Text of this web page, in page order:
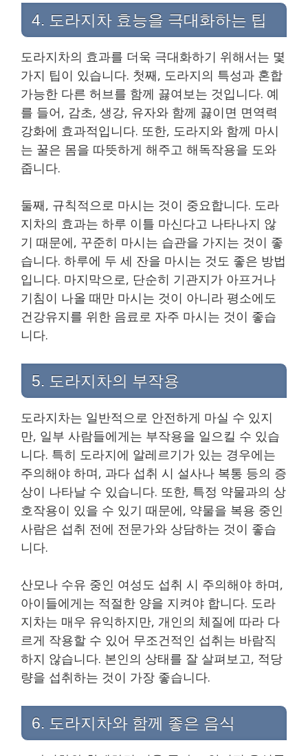
4. 도라지차 효능을 극대화하는 팁
도라지차의 효과를 더욱 극대화하기 위해서는 몇
가지 팁이 있습니다. 첫째, 도라지의 특성과 혼합
가능한 다른 허브를 함께 끓여보는 것입니다. 예
를 들어, 감초, 생강, 유자와 함께 끓이면 면역력
강화에 효과적입니다. 또한, 도라지와 함께 마시
는 꿀은 몸을 따뜻하게 해주고 해독작용을 도와
줍니다.
둘째, 규칙적으로 마시는 것이 중요합니다. 도라
지차의 효과는 하루 이틀 마신다고 나타나지 않
기 때문에, 꾸준히 마시는 습관을 가지는 것이 좋
습니다. 하루에 두 세 잔을 마시는 것도 좋은 방법
입니다. 마지막으로, 단순히 기관지가 아프거나
기침이 나올 때만 마시는 것이 아니라 평소에도
건강유지를 위한 음료로 자주 마시는 것이 좋습
니다.
5. 도라지차의 부작용
도라지차는 일반적으로 안전하게 마실 수 있지
만, 일부 사람들에게는 부작용을 일으킬 수 있습
니다. 특히 도라지에 알레르기가 있는 경우에는
주의해야 하며, 과다 섭취 시 설사나 복통 등의 증
상이 나타날 수 있습니다. 또한, 특정 약물과의 상
호작용이 있을 수 있기 때문에, 약물을 복용 중인
사람은 섭취 전에 전문가와 상담하는 것이 좋습
니다.
산모나 수유 중인 여성도 섭취 시 주의해야 하며,
아이들에게는 적절한 양을 지켜야 합니다. 도라
지차는 매우 유익하지만, 개인의 체질에 따라 다
르게 작용할 수 있어 무조건적인 섭취는 바람직
하지 않습니다. 본인의 상태를 잘 살펴보고, 적당
량을 섭취하는 것이 가장 좋습니다.
6. 도라지차와 함께 좋은 음식